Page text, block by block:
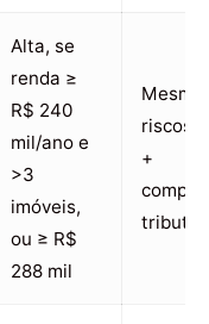
Alta, se
renda ≥
R$ 240
mil/ano e
>3
imóveis,
ou ≥ R$
288 mil
riscos
+